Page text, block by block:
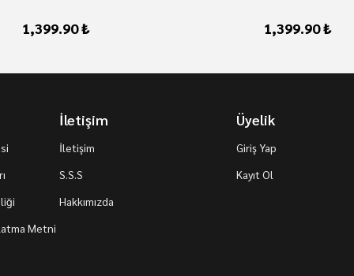
1,399.90 ₺ 1,399.90 ₺
Metni
İletişim
İletişim
S.S.S
Hakkımızda
Üyelik
Giriş Yap
Kayıt Ol